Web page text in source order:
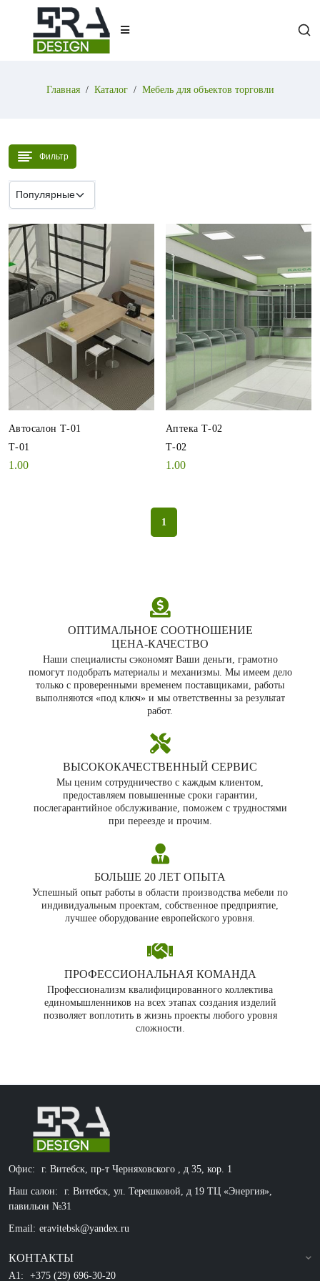
Главная Каталог Мебель для объектов торговли
Фильтр
Автосалон Т-01
Т-01
1.00
Аптека Т-02
Т-02
1.00
1
ОПТИМАЛЬНОЕ СООТНОШЕНИЕ
ЦЕНА‑КАЧЕСТВО
Наши специалисты сэкономят Ваши деньги, грамотно
помогут подобрать материалы и механизмы. Мы имеем дело
только с проверенными временем поставщиками, работы
выполняются «под ключ» и мы ответственны за результат
работ.
ВЫСОКОКАЧЕСТВЕННЫЙ СЕРВИС
Мы ценим сотрудничество с каждым клиентом,
предоставляем повышенные сроки гарантии,
послегарантийное обслуживание, поможем с трудностями
при переезде и прочим.
БОЛЬШЕ 20 ЛЕТ ОПЫТА
Успешный опыт работы в области производства мебели по
индивидуальным проектам, собственное предприятие,
лучшее оборудование европейского уровня.
ПРОФЕССИОНАЛЬНАЯ КОМАНДА
Профессионализм квалифицированного коллектива
единомышленников на всех этапах создания изделий
позволяет воплотить в жизнь проекты любого уровня
сложности.
Офис: г. Витебск, пр-т Черняховского , д 35, кор. 1
Наш салон:
г. Витебск, ул. Терешковой, д 19 ТЦ «Энергия»,
павильон №31
Email: eravitebsk@yandex.ru
КОНТАКТЫ
A1: +375 (29) 696-30-20